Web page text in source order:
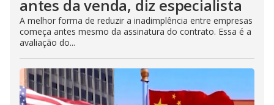
antes da venda, diz especialista
A melhor forma de reduzir a inadimplência entre empresas
começa antes mesmo da assinatura do contrato. Essa é a
avaliação do...